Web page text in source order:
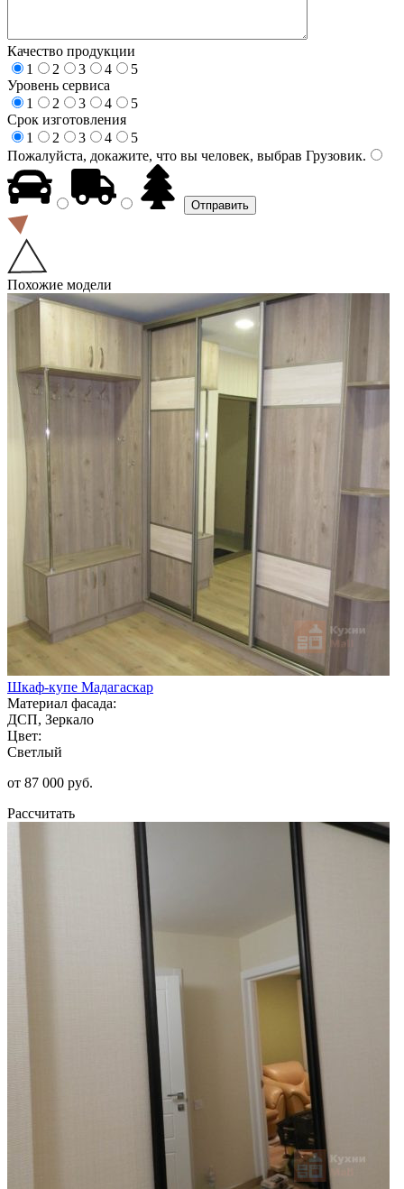
Качество продукции
1
2 3 4
5
Уровень сервиса
1
2 3 4
5
Срок изготовления
1
2 3 4
5
Пожалуйста, докажите, что вы человек, выбрав Грузовик.
Похожие модели
Шкаф-купе Мадагаскар
Материал фасада:
ДСП, Зеркало
Цвет:
Светлый
от 87 000 руб.
Рассчитать